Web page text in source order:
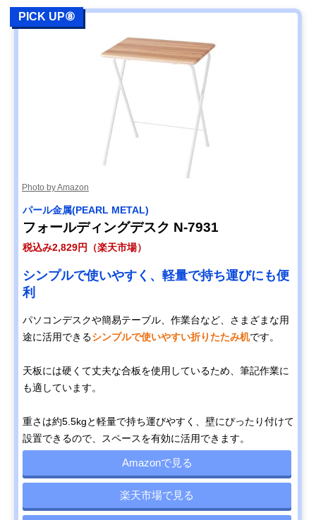
PICK UP⑧
Photo by Amazon
パール金属(PEARL METAL)
フォールディングデスク N-7931
税込み2,829円（楽天市場）
シンプルで使いやすく、軽量で持ち運びにも便
利
パソコンデスクや簡易テーブル、作業台など、さまざまな用
途に活用できるシンプルで使いやすい折りたたみ机です。
天板には硬くて丈夫な合板を使用しているため、筆記作業に
も適しています。
重さは約5.5kgと軽量で持ち運びやすく、壁にぴったり付けて
設置できるので、スペースを有効に活用できます。
Amazonで見る
楽天市場で見る